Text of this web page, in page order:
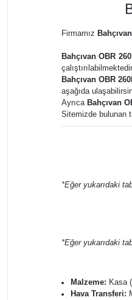
Firmamız
Bahçıvan OBR
Bahçıvan OBR
aşağıda
Ayrıca Bahçıvan
Sitemizde bulunan
*Eğer yukarıdaki
*Eğer yukarıdaki
Malzeme: Kasa
Hava Transferi: